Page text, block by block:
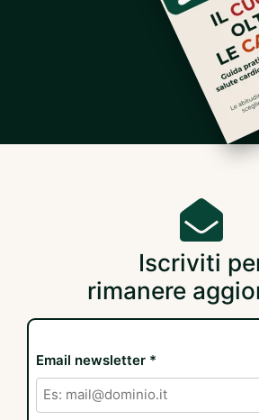
Iscriviti
rimanere
Email newsletter *